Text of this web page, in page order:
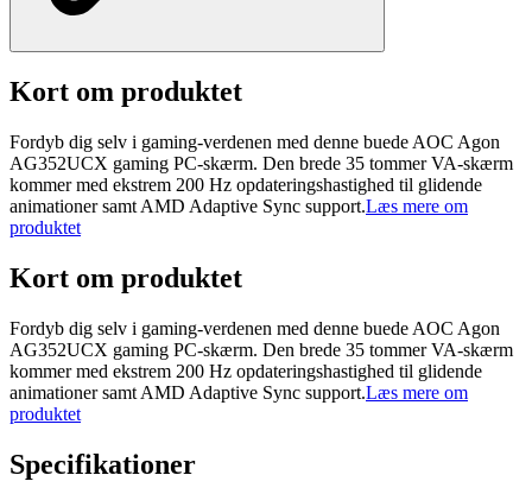
Kort om produktet
Fordyb dig selv i gaming-verdenen med denne buede AOC Agon
AG352UCX gaming PC-skærm. Den brede 35 tommer VA-skærm
kommer med ekstrem 200 Hz opdateringshastighed til glidende
animationer samt AMD Adaptive Sync support.Læs mere om
produktet
Kort om produktet
Fordyb dig selv i gaming-verdenen med denne buede AOC Agon
AG352UCX gaming PC-skærm. Den brede 35 tommer VA-skærm
kommer med ekstrem 200 Hz opdateringshastighed til glidende
animationer samt AMD Adaptive Sync support.Læs mere om
produktet
Specifikationer